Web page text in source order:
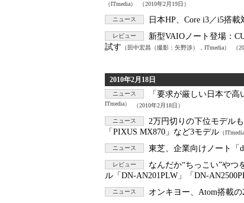
（ITmedia） （2010年2月19日）
ニュース 日本HP、Core i3／i5搭載
レビュー 新型VAIOノート登場：
試す （田中宏昌（撮影：矢野渉），ITmedia） （
2010年2月18日
ニュース 「要求が厳しい日本で
ITmedia） （2010年2月18日）
ニュース 2万円切りの下位モデルも
「PIXUS MX870」など3モデル （ITmedia
ニュース 東芝、企業向けノート「
レビュー なんだか“ちっこい”やつ
ル「DN-AN201PLW」「DN-
ニュース オンキヨー、Atom搭載の